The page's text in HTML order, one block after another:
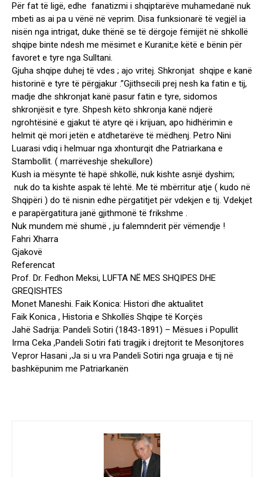
Për fat të ligë, edhe fanatizmi i shqiptarëve muhamedanë nuk
mbeti as ai pa u vënë në veprim. Disa funksionarë të vegjël ia
nisën nga intrigat, duke thënë se të dërgoje fëmijët në shkollë
shqipe binte ndesh me mësimet e Kuranit;e këtë e bënin për
favoret e tyre nga Sulltani.
Gjuha shqipe duhej të vdes ; ajo vritej. Shkronjat shqipe e kanë
historinë e tyre të përgjakur .”Gjithsecili prej nesh ka fatin e tij,
madje dhe shkronjat kanë pasur fatin e tyre, sidomos
shkronjësit e tyre. Shpesh këto shkronja kanë ndjerë
ngrohtësinë e gjakut të atyre që i krijuan, apo hidhërimin e
helmit që mori jetën e atdhetarëve të mëdhenj. Petro Nini
Luarasi vdiq i helmuar nga xhonturqit dhe Patriarkana e
Stambollit. ( marrëveshje shekullore)
Kush ia mësynte të hapë shkollë, nuk kishte asnjë dyshim;
nuk do ta kishte aspak të lehtë. Me të mbërritur atje ( kudo në
Shqipëri ) do të nisnin edhe përgatitjet për vdekjen e tij. Vdekjet
e parapërgatitura janë gjithmonë të frikshme .
Nuk mundem më shumë , ju falemnderit për vëmendje !
Fahri Xharra
Gjakovë
Referencat
Prof. Dr. Fedhon Meksi, LUFTA NË MES SHQIPES DHE
GREQISHTES
Monet Maneshi. Faik Konica: Histori dhe aktualitet
Faik Konica , Historia e Shkollës Shqipe të Korçës
Jahë Sadrija: Pandeli Sotiri (1843-1891) – Mësues i Popullit
Irma Ceka ,Pandeli Sotiri fati tragjik i drejtorit te Mesonjtores
Vepror Hasani ,Ja si u vra Pandeli Sotiri nga gruaja e tij në
bashkëpunim me Patriarkanën